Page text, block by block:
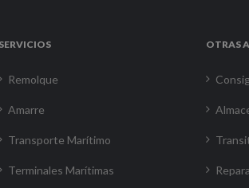
SERVICIOS
Remolque
Amarre
Transporte Marítimo
Terminales Marítimas
OTRAS